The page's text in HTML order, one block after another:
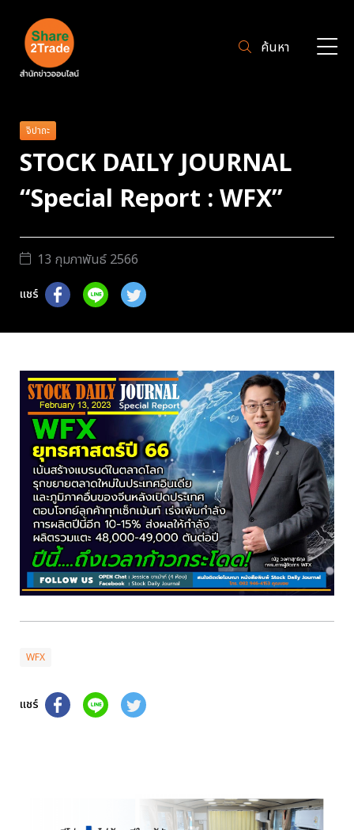
ค้นหา
จิปาถะ
STOCK DAILY JOURNAL
“Special Report : WFX”
13 กุมภาพันธ์ 2566
แชร์
WFX
แชร์